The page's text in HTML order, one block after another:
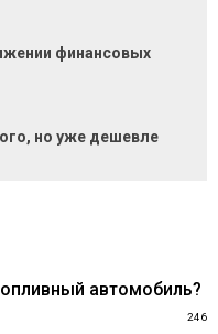
финансовых
но уже дешевле
автомобиль?
246